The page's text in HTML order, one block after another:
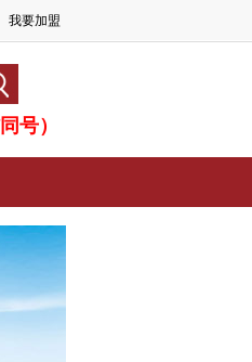
我要加盟
号）